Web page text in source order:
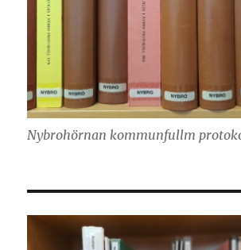
Nybrohörnan kommunfullm